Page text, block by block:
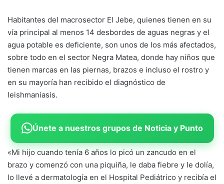
Habitantes del macrosector El Jebe, quienes tienen en su
vía principal al menos 14 desbordes de aguas negras y el
agua potable es deficiente, son unos de los más afectados,
sobre todo en el sector Negra Matea, donde hay niños que
tienen marcas en las piernas, brazos e incluso el rostro y
en su mayoría han recibido el diagnóstico de
leishmaniasis.
Únete a nuestros grupos de Noticia y Punto
«Mi hijo cuando tenía 6 años lo picó un zancudo en el
brazo y comenzó con una piquiña, le daba fiebre y le dolía,
lo llevé a dermatología en el Hospital Pediátrico y recibía el